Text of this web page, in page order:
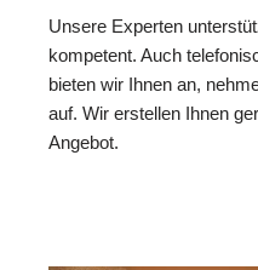
Unsere Experten
kompetent. Auch
bieten wir Ihnen an,
auf. Wir erstellen Ihnen
Angebot.